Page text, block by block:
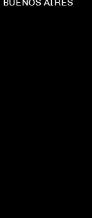
BUENOS AIRES